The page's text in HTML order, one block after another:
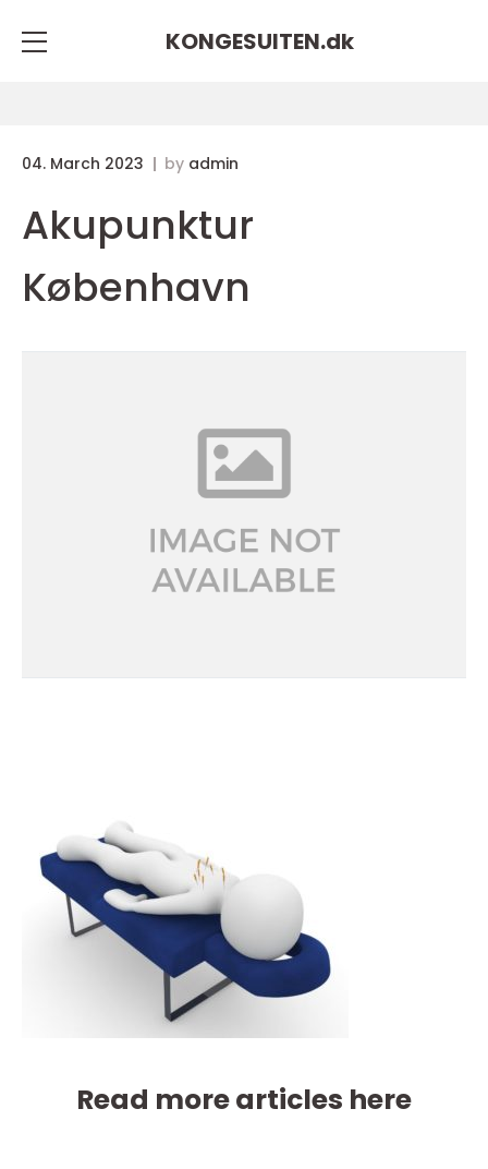
KONGESUITEN.dk
04. March 2023 by admin
Akupunktur
København
Read more articles here